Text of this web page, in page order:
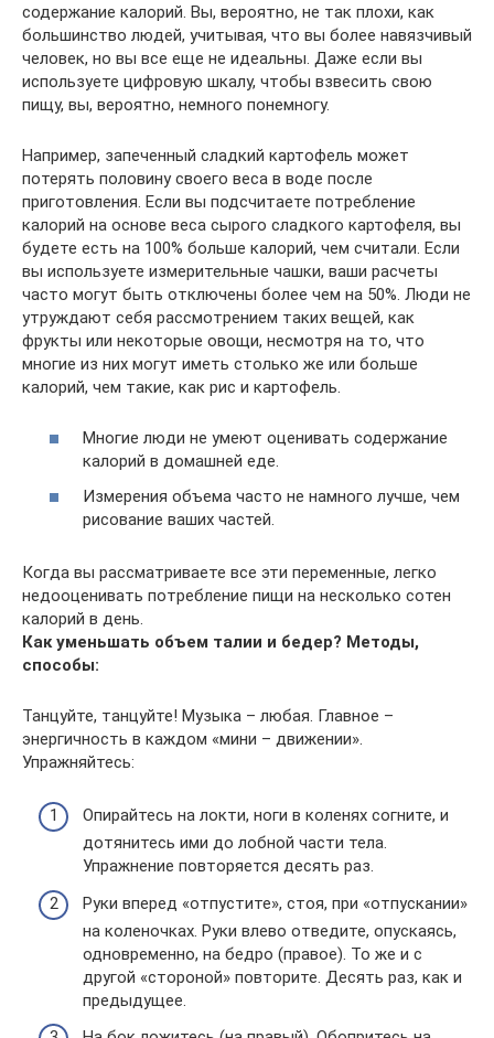
содержание калорий. Вы, вероятно, не так плохи, как
большинство людей, учитывая, что вы более навязчивый
человек, но вы все еще не идеальны. Даже если вы
используете цифровую шкалу, чтобы взвесить свою
пищу, вы, вероятно, немного понемногу.
Например, запеченный сладкий картофель может
потерять половину своего веса в воде после
приготовления. Если вы подсчитаете потребление
калорий на основе веса сырого сладкого картофеля, вы
будете есть на 100% больше калорий, чем считали. Если
вы используете измерительные чашки, ваши расчеты
часто могут быть отключены более чем на 50%. Люди не
утруждают себя рассмотрением таких вещей, как
фрукты или некоторые овощи, несмотря на то, что
многие из них могут иметь столько же или больше
калорий, чем такие, как рис и картофель.
Многие люди не умеют оценивать содержание
калорий в домашней еде.
Измерения объема часто не намного лучше, чем
рисование ваших частей.
Когда вы рассматриваете все эти переменные, легко
недооценивать потребление пищи на несколько сотен
калорий в день.
Как уменьшать объем талии и бедер? Методы,
способы:
Танцуйте, танцуйте! Музыка – любая. Главное –
энергичность в каждом «мини – движении».
Упражняйтесь:
Опирайтесь на локти, ноги в коленях согните, и
дотянитесь ими до лобной части тела.
Упражнение повторяется десять раз.
Руки вперед «отпустите», стоя, при «отпускании»
на коленочках. Руки влево отведите, опускаясь,
одновременно, на бедро (правое). То же и с
другой «стороной» повторите. Десять раз, как и
предыдущее.